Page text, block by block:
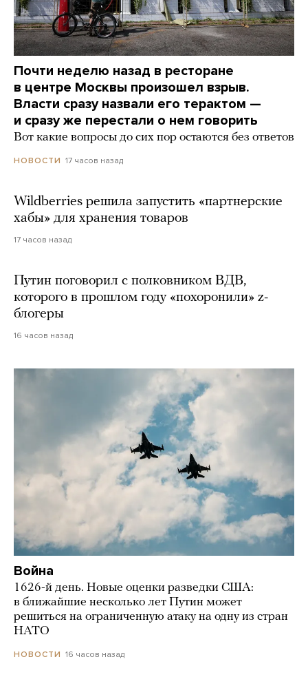
Почти неделю назад в ресторане
в центре Москвы произошел взрыв.
Власти сразу назвали его терактом —
и сразу же перестали о нем говорить
Вот какие вопросы до сих пор остаются без ответов
НОВОСТИ 17 часов назад
Wildberries решила запустить «партнерские
хабы» для хранения товаров
17 часов назад
Путин поговорил с полковником ВДВ,
которого в прошлом году «похоронили» z-
блогеры
16 часов назад
Война
1626-й день. Новые оценки разведки США:
в ближайшие несколько лет Путин может
решиться на ограниченную атаку на одну из стран
НАТО
НОВОСТИ 16 часов назад